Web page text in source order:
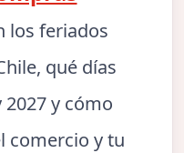
los feriados
qué días
2027 y cómo
comercio y tu